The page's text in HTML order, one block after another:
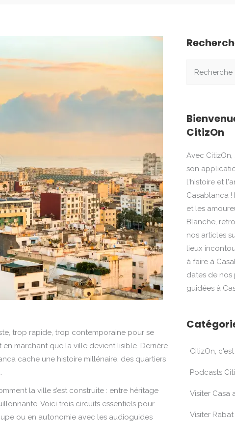
trop rapide, trop contemporaine pour se
en marchant que la ville devient lisible. Derrière
cache une histoire millénaire, des quartiers
la ville s’est construite : entre héritage
Voici trois circuits essentiels pour
ou en autonomie avec les audioguides
CitizOn
Avec
son
l'histoire et
Casablanca !
et les
Blanche,
nos articles
lieux
à faire à
dates de nos
guidées à
CitizOn,
Podcasts
Visiter Casa
Visiter